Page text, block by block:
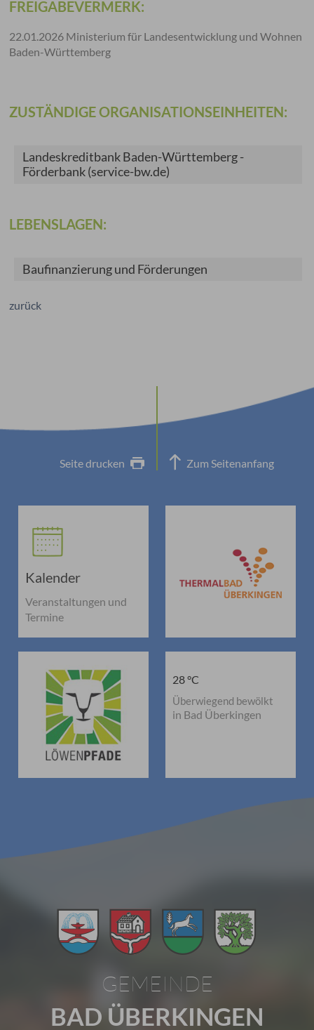
FREIGABEVERMERK:
22.01.2026 Ministerium für Landesentwicklung und Wohnen
Baden-Württemberg
ZUSTÄNDIGE ORGANISATIONSEINHEITEN:
Landeskreditbank Baden-Württemberg -
Förderbank (service-bw.de)
LEBENSLAGEN:
Baufinanzierung und Förderungen
zurück
Seite drucken Zum Seitenanfang
Kalender
Veranstaltungen und
Termine
28 °C
Überwiegend bewölkt
in Bad Überkingen
GEMEINDE
BAD ÜBERKINGEN